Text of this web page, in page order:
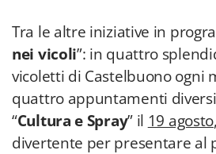
Tra le altre iniziative in
nei vicoli”: in quattro
vicoletti di Castelbuono ogni
quattro appuntamenti
“Cultura e Spray” il 19 agosto
divertente per presentare al